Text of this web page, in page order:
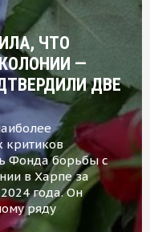
ЧТО
—
ДВЕ
критиков
Фонда борьбы с
в Харпе за
года. Он
ряду